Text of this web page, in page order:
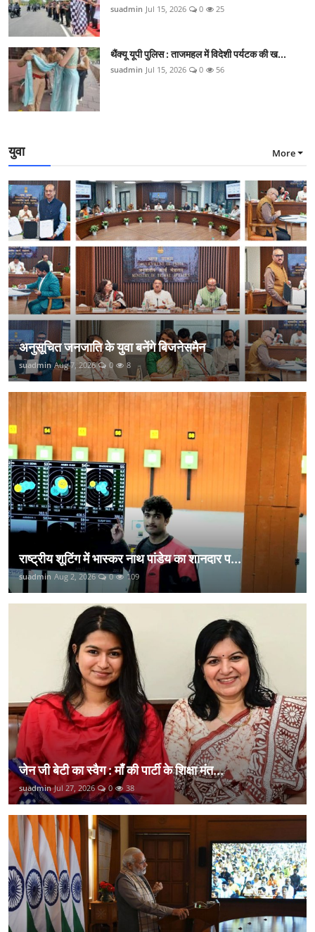
suadmin Jul 15, 2026 0 25
थैंक्यू यूपी पुलिस : ताजमहल में विदेशी पर्यटक की ख...
suadmin Jul 15, 2026 0 56
युवा More
अनुसूचित जनजाति के युवा बनेंगे बिजनेसमैन
suadmin Aug 7, 2026 0 8
राष्ट्रीय शूटिंग में भास्कर नाथ पांडेय का शानदार प...
suadmin Aug 2, 2026 0 109
जेन जी बेटी का स्वैग : माँ की पार्टी के शिक्षा मंत...
suadmin Jul 27, 2026 0 38